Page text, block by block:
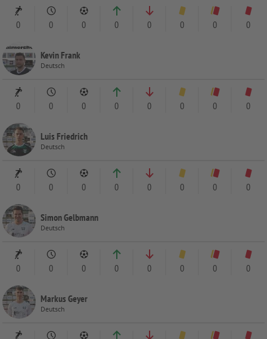
0 0 0 0 0 0 0 0
Kevin Frank
Deutsch
0 0 0 0 0 0 0 0
Luis Friedrich
Deutsch
0 0 0 0 0 0 0 0
Simon Gelbmann
Deutsch
0 0 0 0 0 0 0 0
Markus Geyer
Deutsch